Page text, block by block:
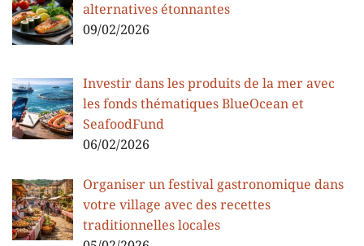
alternatives étonnantes
09/02/2026
Investir dans les produits de la mer avec
les fonds thématiques BlueOcean et
SeafoodFund
06/02/2026
Organiser un festival gastronomique dans
votre village avec des recettes
traditionnelles locales